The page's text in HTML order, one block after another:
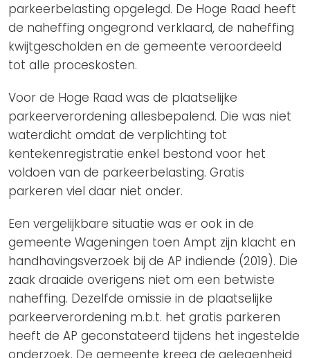
parkeerbelasting opgelegd. De Hoge Raad heeft
de naheffing ongegrond verklaard, de naheffing
kwijtgescholden en de gemeente veroordeeld
tot alle proceskosten.
Voor de Hoge Raad was de plaatselijke
parkeerverordening allesbepalend. Die was niet
waterdicht omdat de verplichting tot
kentekenregistratie enkel bestond voor het
voldoen van de parkeerbelasting. Gratis
parkeren viel daar niet onder.
Een vergelijkbare situatie was er ook in de
gemeente Wageningen toen Ampt zijn klacht en
handhavingsverzoek bij de AP indiende (2019). Die
zaak draaide overigens niet om een betwiste
naheffing. Dezelfde omissie in de plaatselijke
parkeerverordening m.b.t. het gratis parkeren
heeft de AP geconstateerd tijdens het ingestelde